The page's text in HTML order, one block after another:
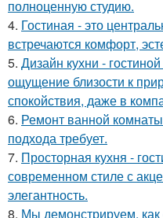
полноценную студию.
4. Гостиная - это
встречаются комфорт,
5. Дизайн кухни -
ощущение близости к
спокойствия, даже в
6. Ремонт ванной
подхода требует.
7. Просторная кухня -
современном стиле с
элегантность.
8. Мы демонстрируем, как